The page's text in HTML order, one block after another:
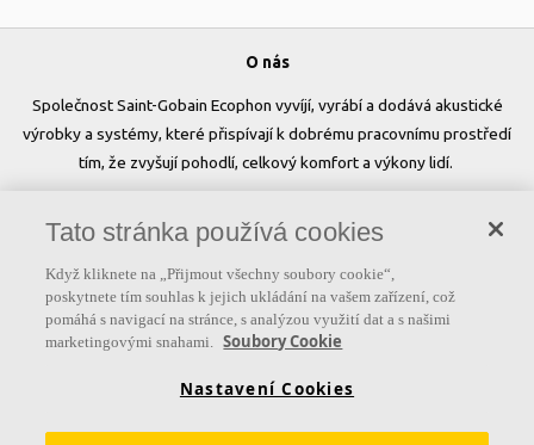
O nás
Společnost Saint-Gobain Ecophon vyvíjí, vyrábí a dodává akustické
výrobky a systémy, které přispívají k dobrému pracovnímu prostředí
tím, že zvyšují pohodlí, celkový komfort a výkony lidí.
Užitečné odkazy
Tato stránka používá cookies
Když kliknete na „Přijmout všechny soubory cookie“,
poskytnete tím souhlas k jejich ukládání na vašem zařízení, což
pomáhá s navigací na stránce, s analýzou využití dat a s našimi
marketingovými snahami. Soubory Cookie
Nastavení Cookies